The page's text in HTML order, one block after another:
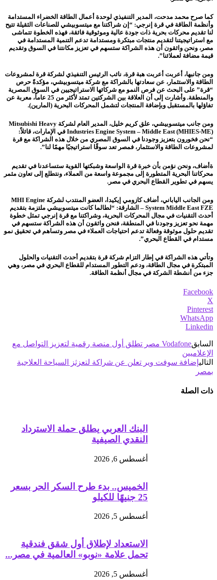
كما صرح محمد مدحت، المدير التنفيذي لوحدة أعمال الطاقة الخضراء المستدامة
وأنظمة الطاقة في قرة إنرجي: “إن شراكتنا مع ميتسوبيشي للصناعات الثقيلة تتيح
لنا تقديم محركات بحرية ذات جودة عالية وموثوقية فائقة، فهذه الخطوة تتماشى
مع استراتيجيتنا لتقديم منتجات مبتكرة ومستدامة تدعم التنمية المستدامة في
مصر، ونحن واثقون أن هذه الشراكة ستسهم في تعزيز مكانتنا في السوق وتقديم
قيمة مضافة لعملائنا”.
ومن جانبها، أعربت أعربت هبة قرة، نائب الرئيس التنفيذي لشركة قرة لمشروعات
الطاقة والاستثمار، عن سعادتها بالشراكة مع شركة ميتسوبيشي، مؤكدةً حرص
“قرة” على البحث عن فرص النمو مع شركائها الاستراتيجيين في السوق المصرية
والمنطقة. وأشارت إلى أن العلاقة بين الشركتين تمتد لأكثر من 25 عاماً، معربة عن
تفاؤلها بالمستقبل وبإضافة المنتجات لتشمل المحركات البحرية (المارين).
ومن جانب ميتسوبيشي، علق كريم خليل، المدير العام لشركة Mitsubishi Heavy
Industries Engine System – Middle East (MHIES-ME) في الإمارات، قائلاً:
“نحن فخورون بتعزيز وجودنا في السوق المصري من خلال هذه الشراكة مع قرة
لمشروعات الطاقة والاستثمار، فمصر تعد سوقًا استراتيجيًا مهمًا لنا”.
ةأضاف، ونحن نؤمن بأن خبرة قرة الواسعة وشبكتها القوية ستساعدنا في تقديم
محركاتنا البحرية المتطورة إلى مجموعة واسعة من العملاء، ونتطلع إلى تعاون مثمر
يسهم في تطوير القطاع البحري في مصر.
ومن الجانب الياباني، أضاف كازومي إيكيدا، العضو المنتدب لشركة MHI Engine
System Middle East FZE – الشارقة: “لطالما كانت ميتسوبيشي ملتزمة بتقديم
أحدث التقنيات في مجال المحركات البحرية، وشراكتنا مع قرة إنرجي تمثل خطوة
مهمة نحو تعزيز وجودنا في المنطقة، فنحن واثقون أن هذه الشراكة ستسهم في
تقديم حلول موثوقة وفعالة تدعم احتياجات العملاء في مصر وتساهم في تحقيق نمو
مستدام في القطاع البحري”.
وتأتي هذه الشراكة في إطار التزام شركة قرة بتقديم أحدث التقنيات والحلول
المبتكرة في مجال الطاقة، ودعم التطور المستدام للقطاع البحري في مصر، وهي
جزء من أنشطة الشركة في مجال أنظمة الطاقة.
Facebook
X
Pinterest
WhatsApp
Linkedin
السابق
Vodafone مصر تطلق أول منصة رقمية لتعزيز التواصل مع
الإعلاميين
التاليإضافة سوفت وير تعلن عن شراكة لتعزثز السياحة العلاجية
بمصر
ذات الصلة
البنك العربي يطلق حملة الاسترداد
النقدي الصيفية
أغسطس 6, 2026
الخميس.. بدء طرح السكر الحر بسعر
25 جنيهًا للكيلو
أغسطس 5, 2026
الاستعداد لإطلاق أول شقق فندقية
تحمل علامة «نوبو» العالمية في مصر...
أغسطس 5, 2026